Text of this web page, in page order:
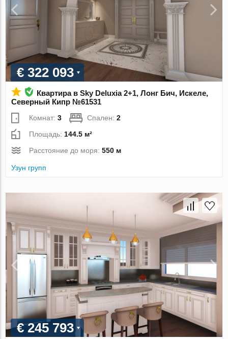
€ 322 093
Квартира в Sky Deluxia 2+1, Лонг Бич, Искеле,
Северный Кипр №61531
Комнат:3 Спален:2
Площадь: 144.5 м²
Расстояние до моря:550 м
Узун групп
€ 245 793